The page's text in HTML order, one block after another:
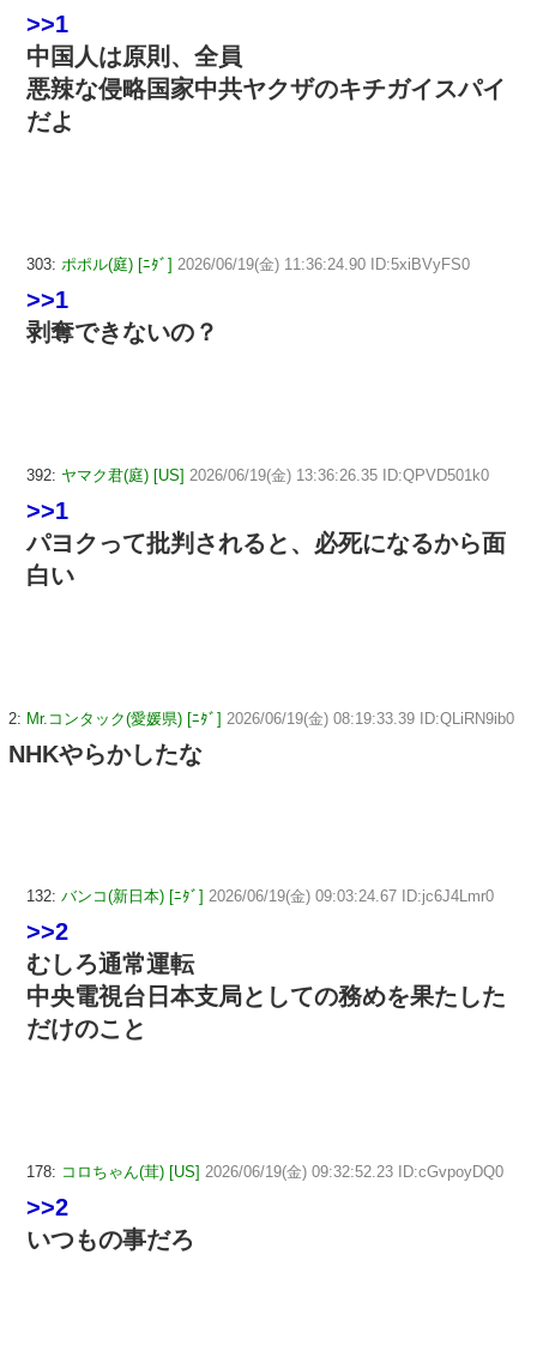
>>1
中国人は原則、全員
悪辣な侵略国家中共ヤクザのキチガイスパイ
だよ
303: ポポル(庭) [ﾆﾀﾞ] 2026/06/19(金) 11:36:24.90 ID:5xiBVyFS0
>>1
剥奪できないの？
392: ヤマク君(庭) [US] 2026/06/19(金) 13:36:26.35 ID:QPVD501k0
>>1
パヨクって批判されると、必死になるから面
白い
2: Mr.コンタック(愛媛県) [ﾆﾀﾞ] 2026/06/19(金) 08:19:33.39 ID:QLiRN9ib0
NHKやらかしたな
132: バンコ(新日本) [ﾆﾀﾞ] 2026/06/19(金) 09:03:24.67 ID:jc6J4Lmr0
>>2
むしろ通常運転
中央電視台日本支局としての務めを果たした
だけのこと
178: コロちゃん(茸) [US] 2026/06/19(金) 09:32:52.23 ID:cGvpoyDQ0
>>2
いつもの事だろ